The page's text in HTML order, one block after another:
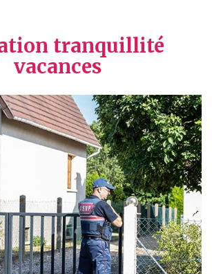
tranquillité
vacances